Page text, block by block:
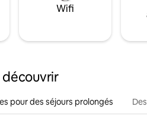
Wifi
découvrir
pour des séjours prolongés